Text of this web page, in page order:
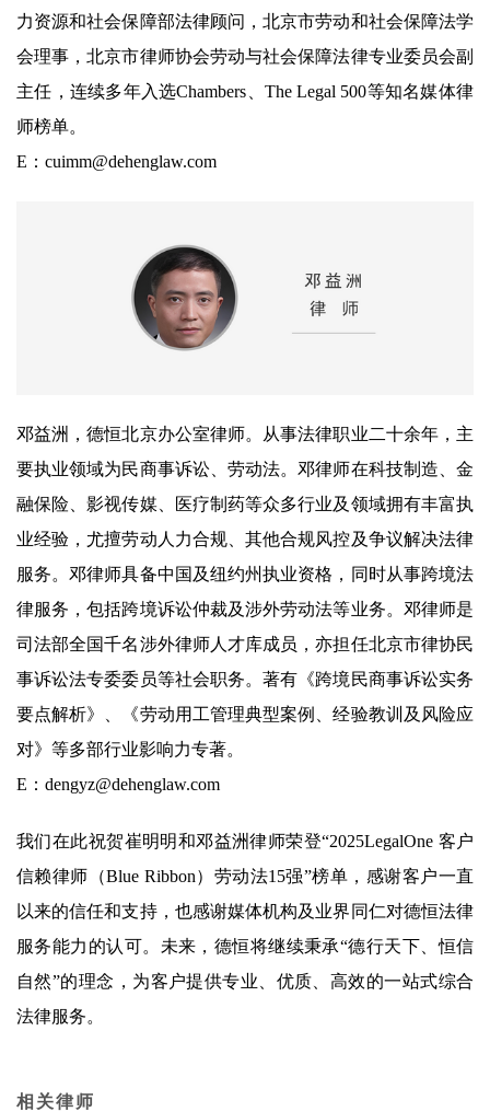
力资源和社会保障部法律顾问，北京市劳动和社会保障法学
会理事，北京市律师协会劳动与社会保障法律专业委员会副
主任，连续多年入选Chambers、The Legal 500等知名媒体律
师榜单。
E：cuimm@dehenglaw.com
邓益洲，德恒北京办公室律师。从事法律职业二十余年，主
要执业领域为民商事诉讼、劳动法。邓律师在科技制造、金
融保险、影视传媒、医疗制药等众多行业及领域拥有丰富执
业经验，尤擅劳动人力合规、其他合规风控及争议解决法律
服务。邓律师具备中国及纽约州执业资格，同时从事跨境法
律服务，包括跨境诉讼仲裁及涉外劳动法等业务。邓律师是
司法部全国千名涉外律师人才库成员，亦担任北京市律协民
事诉讼法专委委员等社会职务。著有《跨境民商事诉讼实务
要点解析》、《劳动用工管理典型案例、经验教训及风险应
对》等多部行业影响力专著。
E：dengyz@dehenglaw.com
我们在此祝贺崔明明和邓益洲律师荣登“2025LegalOne 客户
信赖律师（Blue Ribbon）劳动法15强”榜单，感谢客户一直
以来的信任和支持，也感谢媒体机构及业界同仁对德恒法律
服务能力的认可。未来，德恒将继续秉承“德行天下、恒信
自然”的理念，为客户提供专业、优质、高效的一站式综合
法律服务。
相关律师